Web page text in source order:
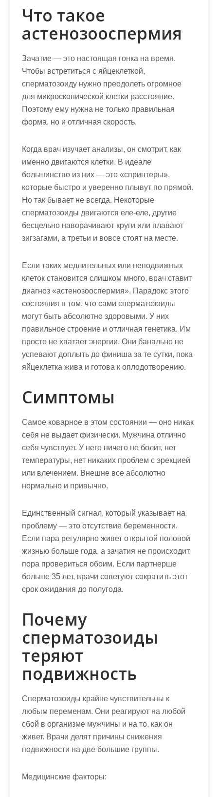
Что такое
астенозооспермия
Зачатие — это настоящая гонка на время.
Чтобы встретиться с яйцеклеткой,
сперматозоиду нужно преодолеть огромное
для микроскопической клетки расстояние.
Поэтому ему нужна не только правильная
форма, но и отличная скорость.
Когда врач изучает анализы, он смотрит, как
именно двигаются клетки. В идеале
большинство из них — это «спринтеры»,
которые быстро и уверенно плывут по прямой.
Но так бывает не всегда. Некоторые
сперматозоиды двигаются еле-еле, другие
бесцельно наворачивают круги или плавают
зигзагами, а третьи и вовсе стоят на месте.
Если таких медлительных или неподвижных
клеток становится слишком много, врач ставит
диагноз «астенозооспермия». Парадокс этого
состояния в том, что сами сперматозоиды
могут быть абсолютно здоровыми. У них
правильное строение и отличная генетика. Им
просто не хватает энергии. Они банально не
успевают доплыть до финиша за те сутки, пока
яйцеклетка жива и готова к оплодотворению.
Симптомы
Самое коварное в этом состоянии — оно никак
себя не выдает физически. Мужчина отлично
себя чувствует. У него ничего не болит, нет
температуры, нет никаких проблем с эрекцией
или влечением. Внешне все абсолютно
нормально и привычно.
Единственный сигнал, который указывает на
проблему — это отсутствие беременности.
Если пара регулярно живет открытой половой
жизнью больше года, а зачатия не происходит,
пора провериться обоим. Если партнерше
больше 35 лет, врачи советуют сократить этот
срок ожидания до полугода.
Почему
сперматозоиды
теряют
подвижность
Сперматозоиды крайне чувствительны к
любым переменам. Они реагируют на любой
сбой в организме мужчины и на то, как он
живет. Врачи делят причины снижения
подвижности на две большие группы.
Медицинские факторы: